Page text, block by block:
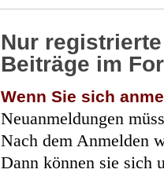
Nur
Beiträge im
Wenn Sie sich
Neuanmeldungen
Nach dem Anmelden
Dann können sie sich